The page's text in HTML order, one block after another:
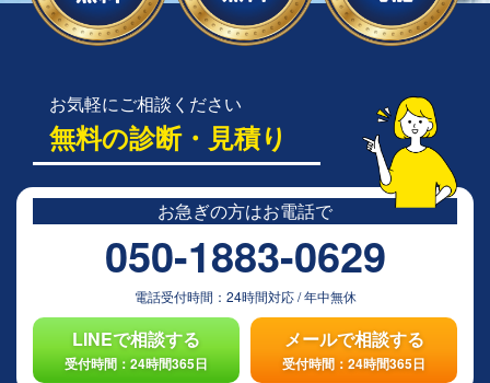
お気軽にご相談ください
無料の診断・見積り
お急ぎの方はお電話で
050-1883-0629
電話受付時間： 24時間対応/年中無休
LINEで相談する
受付時間：24時間365日
メールで相談する
受付時間：24時間365日